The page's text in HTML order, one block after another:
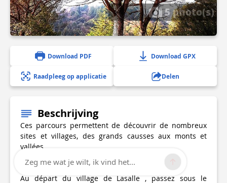
5 photo(s)
Download PDF Download GPX
Raadpleeg op applicatie Delen
Beschrijving
Ces parcours permettent de découvrir de nombreux
sites et villages, des grands causses aux monts et
vallées
Espace Cyclosport Massif de l'Aigoual :
Au départ du village de Lasalle , passez sous le
Zeg me wat je wilt, ik vind het...